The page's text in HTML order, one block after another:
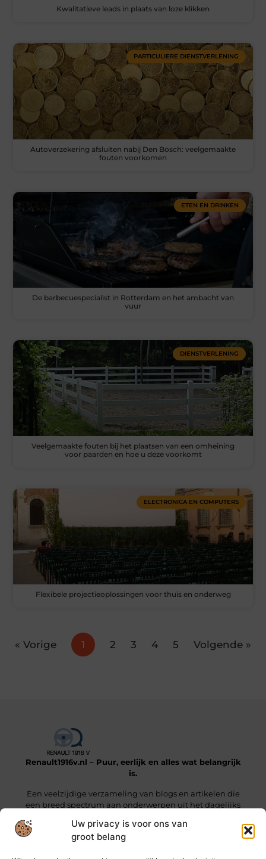
Uw privacy is voor ons van
groot belang
Kwalitatieve leads in plaats van loze klikken
PARTICULIERE DIENSTVERLENING
Autoverzekering afsluiten nabij Den Bosch: veelgemaakte
fouten voorkomen
ETEN EN DRINKEN
De barbecuespecialist in Rotterdam en het ambacht van
vuur
DIENSTVERLENING
Veelgemaakte fouten bij het plaatsen van een omheining
voor paarden en hoe u deze voorkomt
ELECTRONICA EN COMPUTERS
Flexibele projectieoplossingen voor thuis en onderweg
« Vorige 1 2 3 4 5 Volgende »
Renault1916v.nl – Puur, eerlijk en alles wat belangrijk
is.
Een veelzijdige verzameling van blogs en artikelen die
een breed spectrum aan onderwerpen uit het dagelijks
Onze informatie